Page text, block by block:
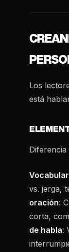
Los
está
Diferencia
vs. jerga,
oración:
corta,
de habla: